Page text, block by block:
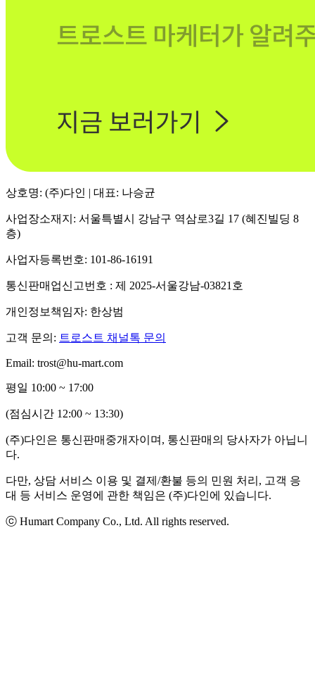
상호명: (주)다인 | 대표: 나승균
사업장소재지: 서울특별시 강남구 역삼로3길 17 (혜진빌딩 8
층)
사업자등록번호: 101-86-16191
통신판매업신고번호 : 제 2025-서울강남-03821호
개인정보책임자: 한상범
고객 문의: 트로스트 채널톡 문의
Email: trost@hu-mart.com
평일 10:00 ~ 17:00
(점심시간 12:00 ~ 13:30)
(주)다인은 통신판매중개자이며, 통신판매의 당사자가 아닙니
다.
다만, 상담 서비스 이용 및 결제/환불 등의 민원 처리, 고객 응
대 등 서비스 운영에 관한 책임은 (주)다인에 있습니다.
ⓒ Humart Company Co., Ltd. All rights reserved.